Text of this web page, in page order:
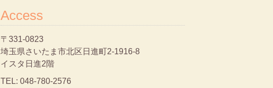
Access
〒331-0823
埼玉県さいたま市北区日進町2-1916-8
イスタ日進2階
TEL: 048-780-2576